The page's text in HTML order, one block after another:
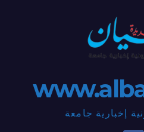
إخبارية جامعة